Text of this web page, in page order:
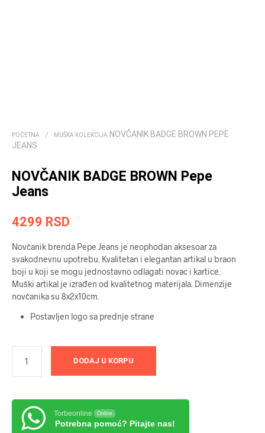
POČETNA / MUŠKA KOLEKCIJA NOVČANIK BADGE BROWN PEPE
JEANS
NOVČANIK BADGE BROWN Pepe
Jeans
4299 RSD
Novčanik brenda Pepe Jeans je neophodan aksesoar za
svakodnevnu upotrebu. Kvalitetan i elegantan artikal u braon
boji u koji se mogu jednostavno odlagati novac i kartice.
Muški artikal je izrađen od kvalitetnog materijala. Dimenzije
novčanika su 8x2x10cm.
Postavljen logo sa prednje strane
DODAJ U KORPU
Torbeonline Online
Potrebna pomoć? Pitajte nas!